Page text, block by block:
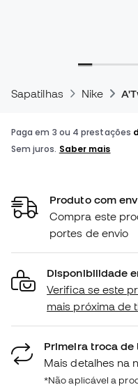
Sapatilhas Nike
Produto com
Compra este
portes de envio
Disponibilidade
Verifica se este
mais próxima de
Primeira troca
Mais detalhes na
*Não aplicável a